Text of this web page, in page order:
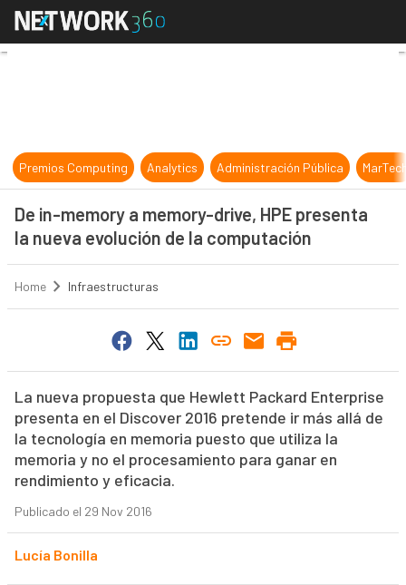
De in-memory a memory-drive,
Premios Computing Analytics Administración Pública
De in-memory a memory-drive, HPE presenta
la nueva evolución de la computación
Home Infraestructuras
La nueva propuesta que Hewlett Packard Enterprise
presenta en el Discover 2016 pretende ir más allá de
la tecnología en memoria puesto que utiliza la
memoria y no el procesamiento para ganar en
rendimiento y eficacia.
Publicado el 29 Nov 2016
Lucía Bonilla